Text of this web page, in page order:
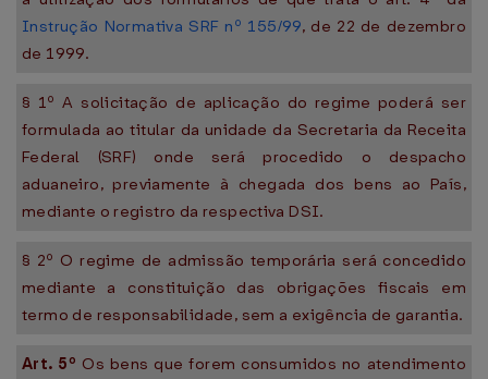
Instrução Normativa SRF nº 155/99, de 22 de dezembro
de 1999.
§ 1º A solicitação de aplicação do regime poderá ser
formulada ao titular da unidade da Secretaria da Receita
Federal (SRF) onde será procedido o despacho
aduaneiro, previamente à chegada dos bens ao País,
mediante o registro da respectiva DSI.
§ 2º O regime de admissão temporária será concedido
mediante a constituição das obrigações fiscais em
termo de responsabilidade, sem a exigência de garantia.
Art. 5º Os bens que forem consumidos no atendimento